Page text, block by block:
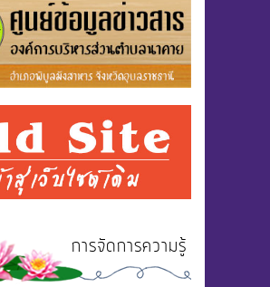
การจัดการความรู้